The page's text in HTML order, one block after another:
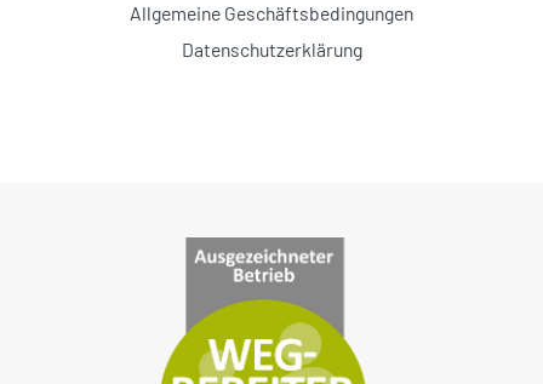
Allgemeine Geschäftsbedingungen
Datenschutzerklärung